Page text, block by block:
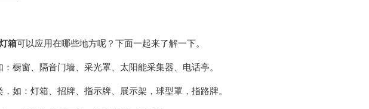
箱可以应用在哪些地方呢？下面一起来了解一下。
：橱窗、隔音门墙、采光罩、太阳能采集器、电话亭。
，如：灯箱、招牌、指示牌、展示架，球型罩，指路牌。